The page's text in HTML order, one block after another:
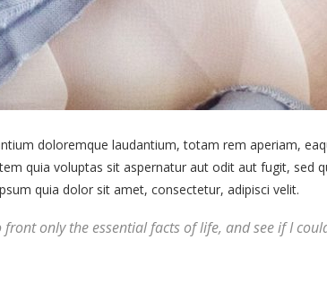
doloremque laudantium, totam rem aperiam,
quia voluptas sit aspernatur aut odit aut fugit, sed
quia dolor sit amet, consectetur, adipisci velit.
only the essential facts of life, and see if I